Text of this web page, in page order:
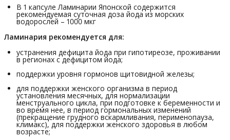
В 1 капсуле Ламинарии Японской содержится
рекомендуемая суточная доза йода из морских
водорослей – 1000 мкг
Ламинария рекомендуется для:
устранения дефицита йода при гипотиреозе, проживании
в регионах с дефицитом йода;
поддержки уровня гормонов щитовидной железы;
для поддержки женского организма в период
установления месячных, для нормализации
менструального цикла, при подготовке к беременности и
во время нее, в период гормональных изменений
(прекращение грудного вскармливания, перименопауза,
климакс), для поддержки женского здоровья в любом
возрасте;